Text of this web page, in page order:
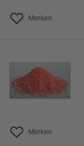
Merken
Merken